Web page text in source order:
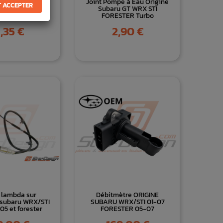
can 19mm
Noir
€
Subaru GT WRX STI
FORESTER Turbo
Prix
2,90 €
sur
WRX/STI
et forester
Débitmètre ORIGINE
SUBARU WRX/STI 01-07
FORESTER 05-07
Prix
ACCEPTER